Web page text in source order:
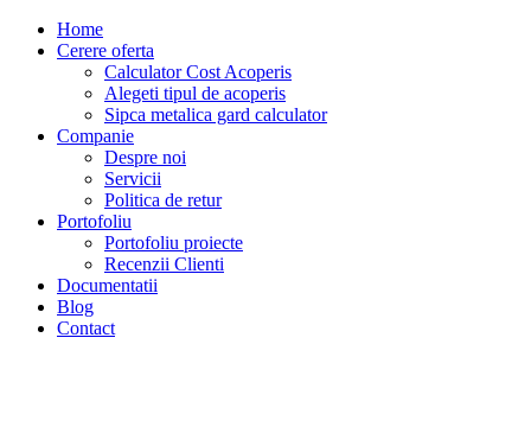
Home
Cerere oferta
Calculator Cost Acoperis
Alegeti tipul de acoperis
Sipca metalica gard calculator
Companie
Despre noi
Servicii
Politica de retur
Portofoliu
Portofoliu proiecte
Recenzii Clienti
Documentatii
Blog
Contact